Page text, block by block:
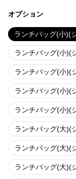
オプション
ランチバッグ(小)(
ランチバッグ(小)(
ランチバッグ(小)(
ランチバッグ(小)(
ランチバッグ(小)(
ランチバッグ(大)(
ランチバッグ(大)(
ランチバッグ(大)(